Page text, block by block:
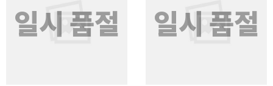
일시 품절 일시 품절